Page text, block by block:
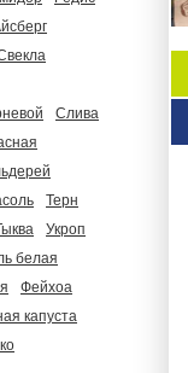
Слива
Терн
Укроп
белая
Фейхоа
капуста